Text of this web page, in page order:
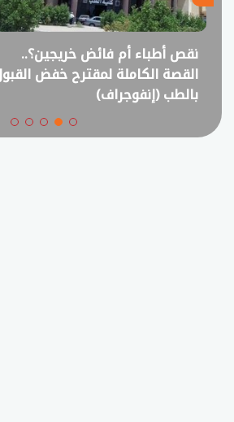
نقص أطباء أم فائض خريجين؟..
القصة الكاملة لمقترح خفض القبول
بالطب (إنفوجراف)